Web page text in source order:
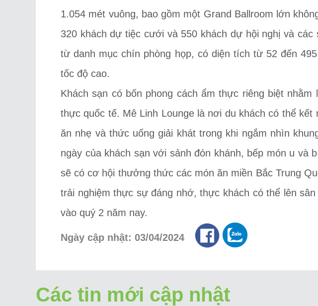
1.054 mét vuông, bao gồm một Grand Ballroom lớn
320 khách dự tiệc cưới và 550 khách dự hội nghị và
từ danh mục chín phòng họp, có diện tích từ 52 đến
tốc độ cao.
Khách sạn có bốn phong cách ẩm thực riêng biệt
thực quốc tế. Mê Linh Lounge là nơi du khách có thể
ăn nhẹ và thức uống giải khát trong khi ngắm nhìn
ngày của khách sạn với sảnh đón khánh, bếp món u
sẽ có cơ hội thưởng thức các món ăn miền Bắc Trung
trải nghiệm thực sự đáng nhớ, thực khách có thể lên
vào quý 2 năm nay.
Ngày cập nhật: 03/04/2024
Các tin mới cập nhật